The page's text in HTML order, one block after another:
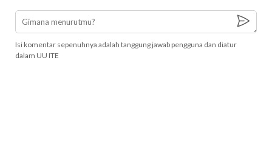
Isi komentar sepenuhnya adalah tanggung jawab pengguna dan diatur
dalam UU ITE